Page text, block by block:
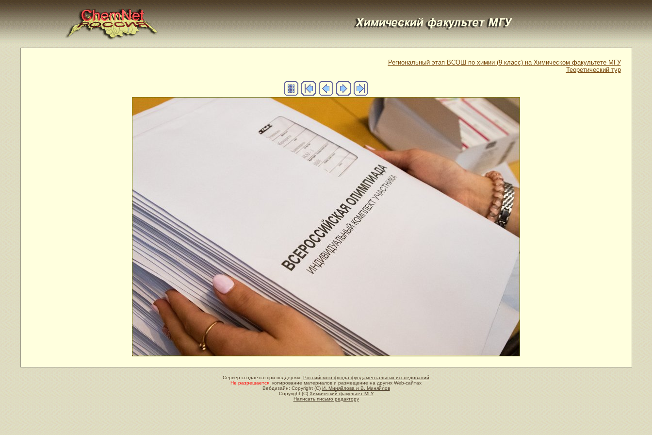
Региональный этап ВСОШ по химии (9 класс) на Химическом факультете МГУ
Теоретический тур
Сервер создается при поддержке Российского фонда фундаментальных исследований
Не разрешается копирование материалов и размещение на других Web-сайтах
Вебдизайн: Copyright (C) И. Миняйлова и В. Миняйлов
Copyright (C) Химический факультет МГУ
Написать письмо редактору